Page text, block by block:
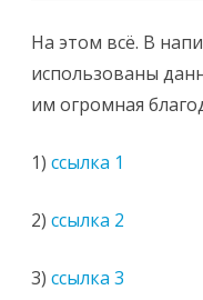
На этом всё. В
использованы
им огромная
1) ссылка 1
2) ссылка 2
3) ссылка 3